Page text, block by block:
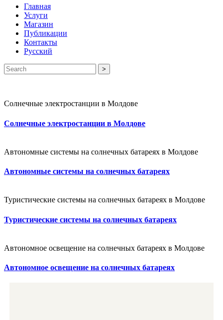
Главная
Услуги
Магазин
Публикации
Контакты
Русский
>
Солнечные электростанции в Молдове
Солнечные электростанции в Молдове
Автономные системы на солнечных батареях в Молдове
Автономные системы на солнечных батареях
Туристические системы на солнечных батареях в Молдове
Туристические системы на солнечных батареях
Автономное освещение на солнечных батареях в Молдове
Автономное освещение на солнечных батареях